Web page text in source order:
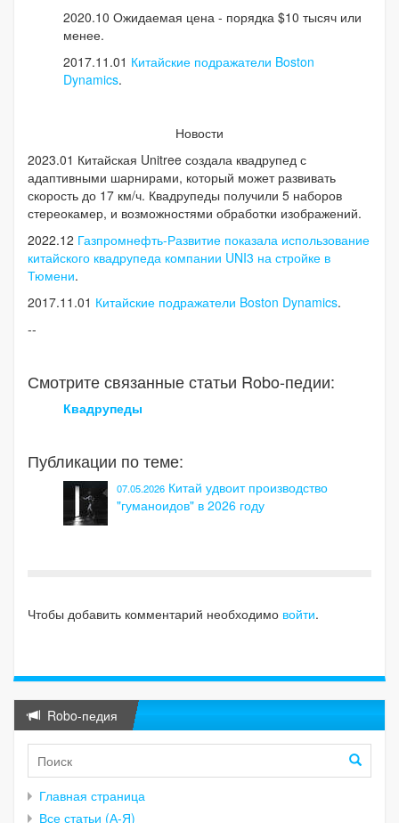
2020.10 Ожидаемая цена - порядка $10 тысяч или
менее.
2017.11.01 Китайские подражатели Boston
Dynamics.
Новости
2023.01 Китайская Unitree создала квадрупед с
адаптивными шарнирами, который может развивать
скорость до 17 км/ч. Квадрупеды получили 5 наборов
стереокамер, и возможностями обработки изображений.
2022.12 Газпромнефть-Развитие показала использование
китайского квадрупеда компании UNI3 на стройке в
Тюмени.
2017.11.01 Китайские подражатели Boston Dynamics.
--
Смотрите связанные статьи Robo-педии:
Квадрупеды
Публикации по теме:
07.05.2026 Китай удвоит производство
"гуманоидов" в 2026 году
Чтобы добавить комментарий необходимо войти.
Robo-педия
Главная страница
Все статьи (А-Я)